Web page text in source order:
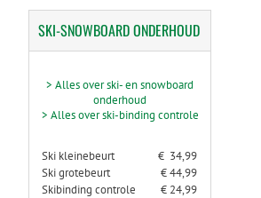
SKI-SNOWBOARDONDERHOUD
> Alles over ski- en snowboard
onderhoud
> Alles over ski-binding controle
Ski kleinebeurt
€ 34,99
Ski grotebeurt
€ 44,99
Skibinding controle
€ 24,99